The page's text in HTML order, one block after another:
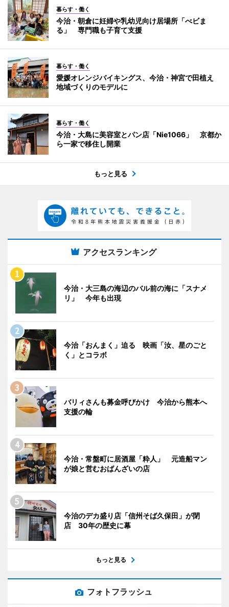
暮らす・働く
今治・朝倉に妊婦や乳幼児向け居場所「べビま
る」 専門職も子育て支援
暮らす・働く
愛媛オレンジバイキングス、今治・神宮で田植え
地域づくりのモデルに
暮らす・働く
今治・大島に美容室とパン店「Nie1066」 京都か
ら一家で移住し開業
もっと見る
アクセスランキング
今治・大三島の海辺のバル前の海に「スナメ
リ」 今年も出現
今治「おんまく」迫る 映画「汝、星のごと
く」とコラボ
バリィさんも募金呼びかけ 今治から熊本へ
支援の輪
今治・常盤町に居酒屋「粋人」 元造船マン
が娘と営むおばんざいの店
今治のデカ盛り店「信州そば久保田」が閉
店 30年の歴史に幕
もっと見る
フォトフラッシュ